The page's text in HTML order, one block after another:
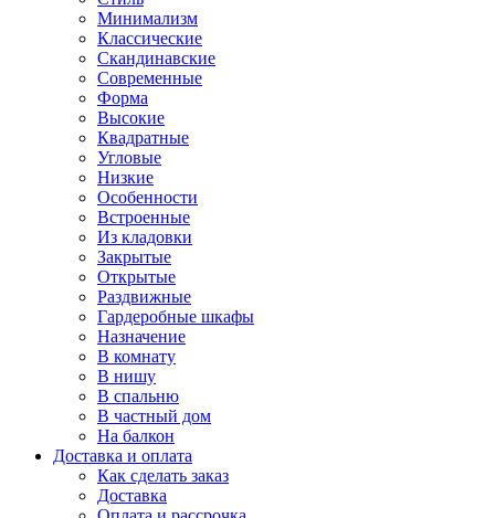
Минимализм
Классические
Скандинавские
Современные
Форма
Высокие
Квадратные
Угловые
Низкие
Особенности
Встроенные
Из кладовки
Закрытые
Открытые
Раздвижные
Гардеробные шкафы
Назначение
В комнату
В нишу
В спальню
В частный дом
На балкон
Доставка и оплата
Как сделать заказ
Доставка